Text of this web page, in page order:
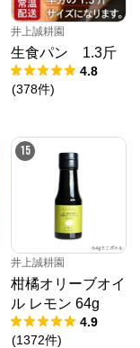
井上誠耕園
生食パン 1.3斤
4.8
(378件)
15
井上誠耕園
柑橘オリーブオイ
ル レモン 64g
4.9
(1372件)